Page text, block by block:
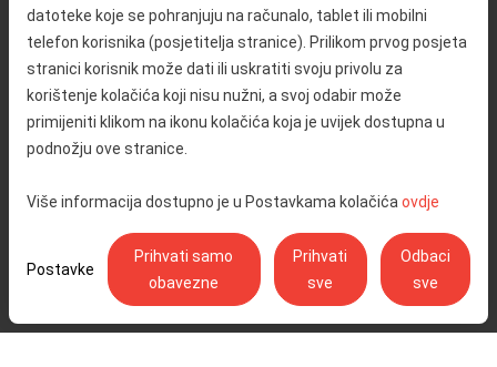
datoteke koje se pohranjuju na računalo, tablet ili mobilni
telefon korisnika (posjetitelja stranice). Prilikom prvog posjeta
stranici korisnik može dati ili uskratiti svoju privolu za
korištenje kolačića koji nisu nužni, a svoj odabir može
primijeniti klikom na ikonu kolačića koja je uvijek dostupna u
podnožju ove stranice.
Više informacija dostupno je u Postavkama kolačića ovdje
Postavke
Prihvati samo
obavezne
Prihvati
sve
Odbaci
sve
Kontakt
Servisne informacije
Reklamacija
Javna nabava
Odnosi s javnošću
Izjava o pristupačnosti
Postavke kolačića